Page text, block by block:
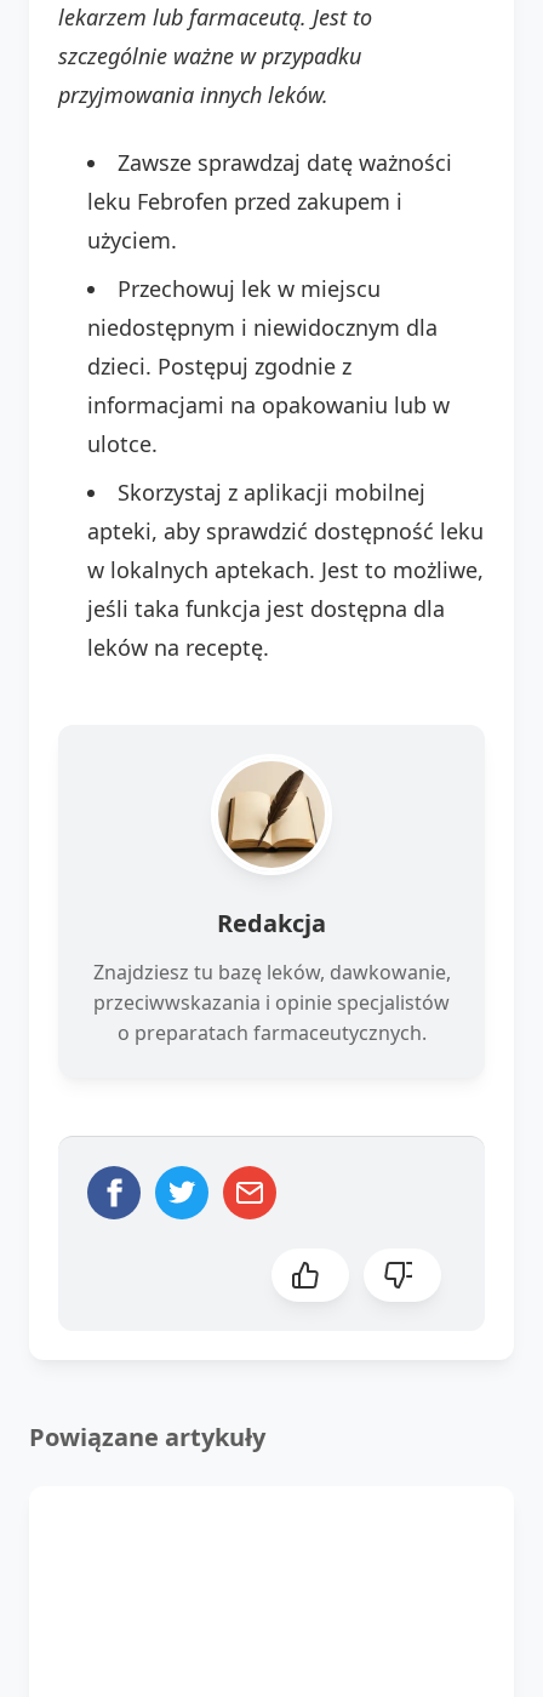
lekarzem lub farmaceutą. Jest to
szczególnie ważne w przypadku
przyjmowania innych leków.
Zawsze sprawdzaj datę ważności
leku Febrofen przed zakupem i
użyciem.
Przechowuj lek w miejscu
niedostępnym i niewidocznym dla
dzieci. Postępuj zgodnie z
informacjami na opakowaniu lub w
ulotce.
Skorzystaj z aplikacji mobilnej
apteki, aby sprawdzić dostępność leku
w lokalnych aptekach. Jest to możliwe,
jeśli taka funkcja jest dostępna dla
leków na receptę.
Redakcja
Znajdziesz tu bazę leków, dawkowanie,
przeciwwskazania i opinie specjalistów
o preparatach farmaceutycznych.
Powiązane artykuły